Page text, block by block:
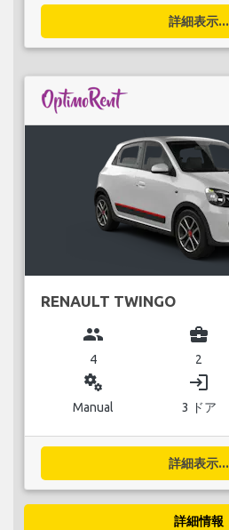
詳細表示...
RENAULT TWINGO
group
4
business_center
2
miscellaneous_services
Manual
login
3 ドア
詳細表示...
詳細情報